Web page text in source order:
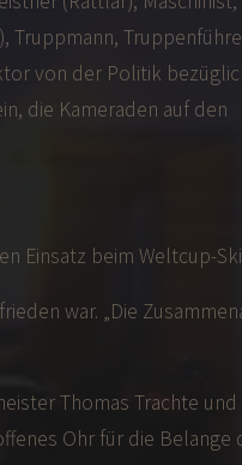
Truppmann,
von der Politik
die Kameraden auf den
Einsatz beim Weltcup-
war. „Die
Thomas Trachte und
Ohr für die Belange